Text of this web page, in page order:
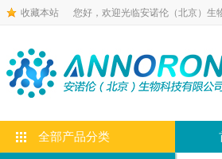
收藏本站 您好，欢迎光临安诺伦（北京）生
全部产品分类